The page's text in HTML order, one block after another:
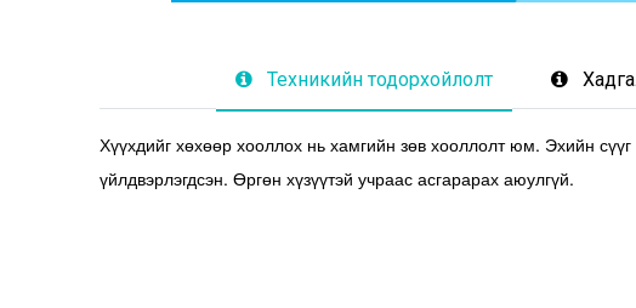
Техникийн тодорхойлолт
Хүүхдийг хөхөөр хооллох нь хамгийн зөв хооллолт юм. Эхийн
үйлдвэрлэгдсэн. Өргөн хүзүүтэй учраас асгарарах аюулгүй.